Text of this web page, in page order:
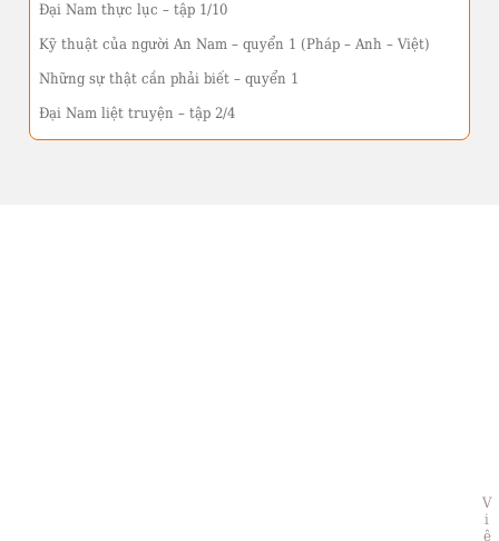
Đại Nam thực lục – tập 1/10
Kỹ thuật của người An Nam – quyển 1 (Pháp – Anh – Việt)
Những sự thật cần phải biết – quyển 1
Đại Nam liệt truyện – tập 2/4